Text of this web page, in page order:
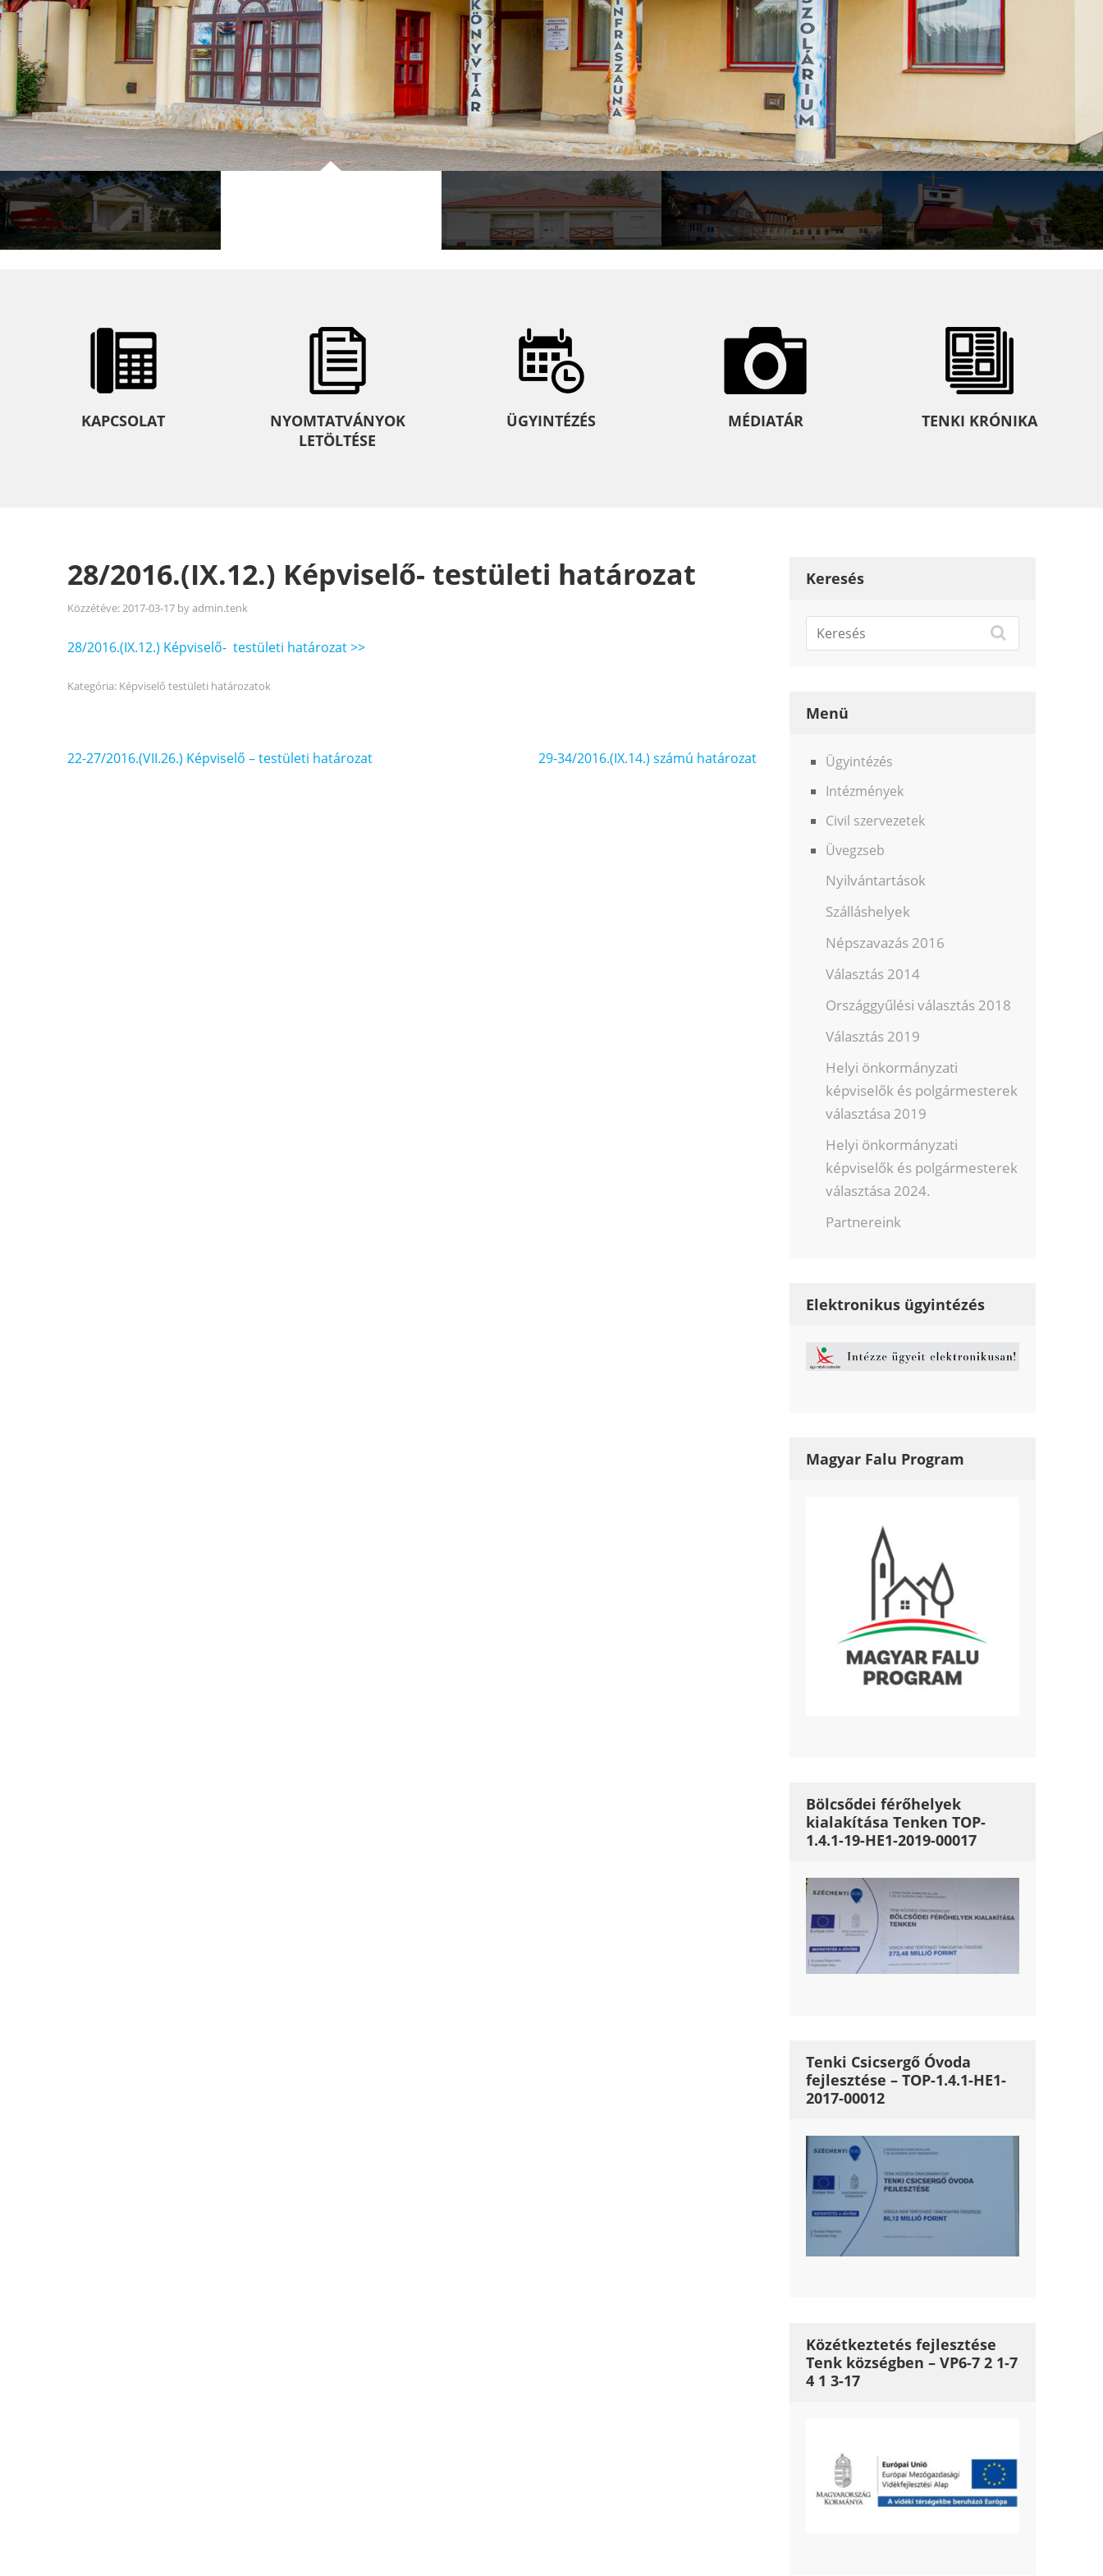
KAPCSOLAT
NYOMTATVÁNYOK
LETÖLTÉSE
ÜGYINTÉZÉS MÉDIATÁR TENKI KRÓNIKA
28/2016.(IX.12.) Képviselő- testületi határozat
Közzétéve:2017-03-17 byadmin.tenk
28/2016.(IX.12.) Képviselő- testületi határozat >>
Kategória: Képviselő testületi határozatok
Bejegyzés
22-27/2016.(VII.26.) Képviselő – testületi határozat 29-34/2016.(IX.14.) számú határozat
Keresés
Menü
Ügyintézés
Intézmények
Civil szervezetek
Üvegzseb
Nyilvántartások
Szálláshelyek
Népszavazás 2016
Választás 2014
Országgyűlési választás 2018
Választás 2019
Helyi önkormányzati
képviselők és polgármesterek
választása 2019
Helyi önkormányzati
képviselők és polgármesterek
választása 2024.
Partnereink
Elektronikus ügyintézés
Magyar Falu Program
Bölcsődei férőhelyek
kialakítása Tenken TOP-
1.4.1-19-HE1-2019-00017
Tenki Csicsergő Óvoda
fejlesztése – TOP-1.4.1-HE1-
2017-00012
Közétkeztetés fejlesztése
Tenk községben – VP6-7 2 1-7
4 1 3-17